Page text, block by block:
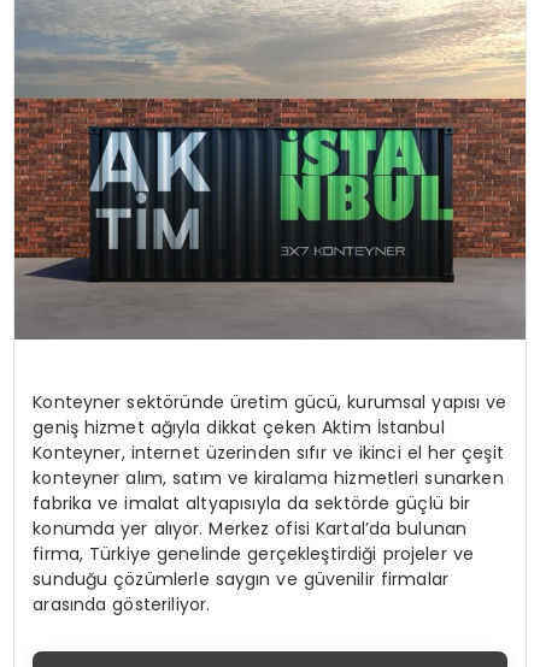
Konteyner sektöründe üretim gücü, kurumsal yapısı ve
geniş hizmet ağıyla dikkat çeken Aktim İstanbul
Konteyner, internet üzerinden sıfır ve ikinci el her çeşit
konteyner alım, satım ve kiralama hizmetleri sunarken
fabrika ve imalat altyapısıyla da sektörde güçlü bir
konumda yer alıyor. Merkez ofisi Kartal’da bulunan
firma, Türkiye genelinde gerçekleştirdiği projeler ve
sunduğu çözümlerle saygın ve güvenilir firmalar
arasında gösteriliyor.